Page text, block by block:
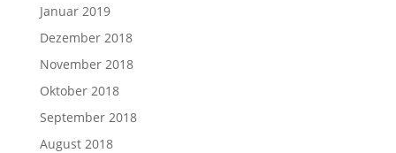
Januar 2019
Dezember 2018
November 2018
Oktober 2018
September 2018
August 2018